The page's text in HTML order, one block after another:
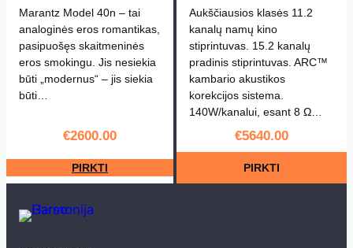
Marantz Model 40n – tai
analoginės eros romantikas,
pasipuošęs skaitmeninės
eros smokingu. Jis nesiekia
būti „modernus“ – jis siekia
būti…
€2600.00
PIRKTI
Aukščiausios klasės 11.2
kanalų namų kino
stiprintuvas. 15.2 kanalų
pradinis stiprintuvas. ARC™
kambario akustikos
korekcijos sistema.
140W/kanalui, esant 8 Ω…
€5640.00
PIRKTI